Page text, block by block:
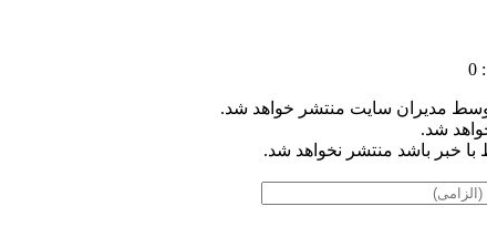
مدیران سایت منتشر خواهد شد.
شد.
با خبر باشد منتشر نخواهد شد.